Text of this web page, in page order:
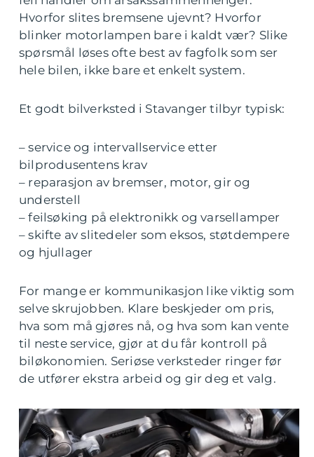
Hvorfor slites bremsene ujevnt? Hvorfor
blinker motorlampen bare i kaldt vær? Slike
spørsmål løses ofte best av fagfolk som ser
hele bilen, ikke bare et enkelt system.
Et godt bilverksted i Stavanger tilbyr typisk:
– service og intervallservice etter
bilprodusentens krav
– reparasjon av bremser, motor, gir og
understell
– feilsøking på elektronikk og varsellamper
– skifte av slitedeler som eksos, støtdempere
og hjullager
For mange er kommunikasjon like viktig som
selve skrujobben. Klare beskjeder om pris,
hva som må gjøres nå, og hva som kan vente
til neste service, gjør at du får kontroll på
biløkonomien. Seriøse verksteder ringer før
de utfører ekstra arbeid og gir deg et valg.